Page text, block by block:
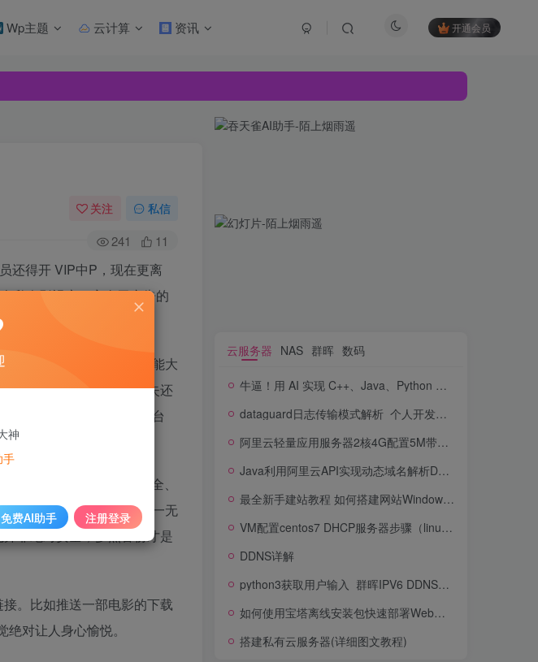
Wp主题 云计算 资讯 开通会员
关注 私信
241 11
还得开 VIP中P，现在更离
私人影视库，完全无广告的
机损坏或者丢失的话，可能大
担忧，不用担心相片丢失还
时刻记录的朋友来说，一台
云盘，既要担心数据安全、
提一句，在线云盘也并非一无
非绝对安全，多点备份才是
。比如推送一部电影的下载
对让人身心愉悦。
云服务器 NAS 群晖 数码
牛逼！用 AI 实现 C++、Java、Python 代码互译！
dataguard日志传输模式解析_个人开发者的服务器日志收集
阿里云轻量应用服务器2核4G配置5M带宽优惠价格100元/年1100GB流量
Java利用阿里云API实现动态域名解析DDNS
最全新手建站教程 如何搭建网站Windows服务器
VM配置centos7 DHCP服务器步骤（linux系统）
DDNS详解
python3获取用户输入_群晖IPV6 DDNS设置终极大全(移动用户进)(二)
如何使用宝塔离线安装包快速部署Web应用
搭建私有云服务器(详细图文教程)
神
手
免费AI助手 注册登录